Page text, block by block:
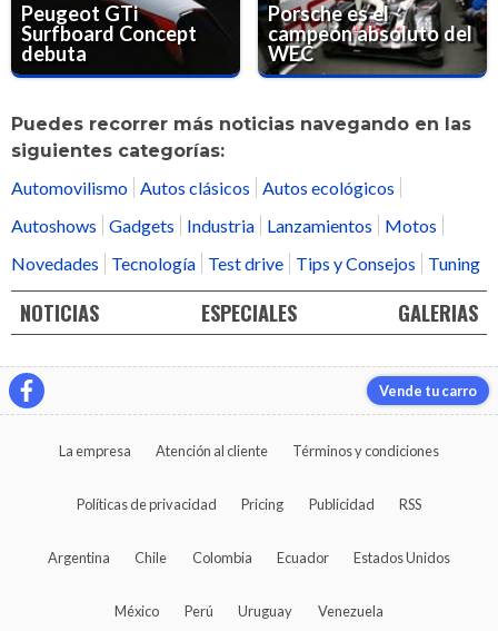
Peugeot GTi
Surfboard Concept
debuta
Porsche es el
campeón absoluto del
WEC
Puedes recorrer más noticias navegando en las
siguientes categorías:
Automovilismo
Autos clásicos
Autos ecológicos
Autoshows
Gadgets Industria Lanzamientos
Motos
Novedades
Tecnología Test drive Tips y Consejos Tuning
NOTICIAS ESPECIALES GALERIAS
Vende tu carro
La empresa Atención al cliente Términos y condiciones
Políticas de privacidad Pricing Publicidad RSS
Argentina Chile Colombia Ecuador Estados Unidos
México Perú Uruguay Venezuela